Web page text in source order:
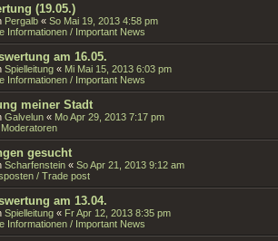
(19.05.)
Pergalb « So Mai 19, 2013 4:58 pm
Informationen / Important News
am 16.05.
Spielleitung « Mi Mai 15, 2013 6:03 pm
Informationen / Important News
meiner Stadt
Galvelun « Mo Apr 29, 2013 7:17 pm
gesucht
Scharfenstein « So Apr 21, 2013 9:12 am
/ Trade post
am 13.04.
Spielleitung « Fr Apr 12, 2013 8:35 pm
Informationen / Important News